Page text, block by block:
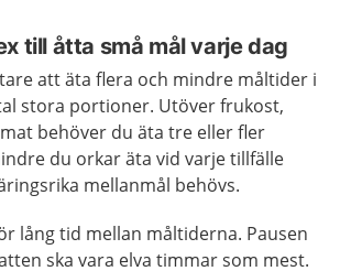
till åtta små mål varje dag
att äta flera och mindre måltider i
stora portioner. Utöver frukost,
behöver du äta tre eller fler
du orkar äta vid varje tillfälle
mellanmål behövs.
lång tid mellan måltiderna. Pausen
ska vara elva timmar som mest.